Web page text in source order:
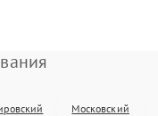
Московский